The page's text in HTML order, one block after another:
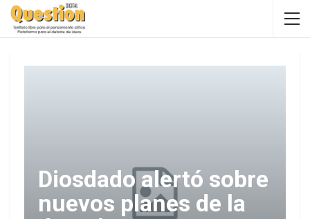
Diosdado alertó sobre
nuevos planes de la